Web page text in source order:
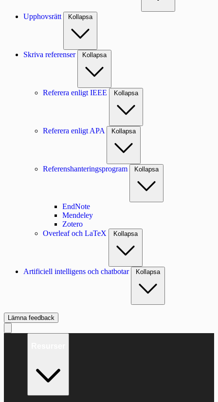
Upphovsrätt Kollapsa
Skriva referenser Kollapsa
Referera enligt IEEE Kollapsa
Referera enligt APA Kollapsa
Referenshanteringsprogram Kollapsa
EndNote
Mendeley
Zotero
Overleaf och LaTeX
Kollapsa
Artificiell intelligens och chatbotar Kollapsa
Lämna feedback